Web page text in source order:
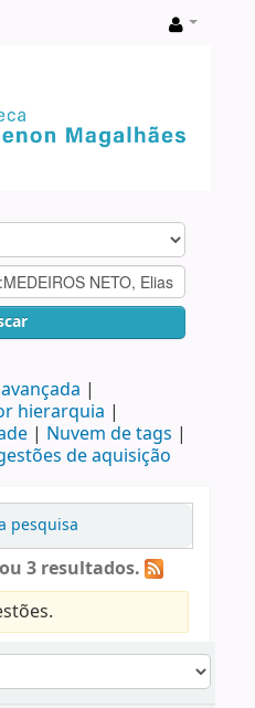
hierarquia
Nuvem de tags
de aquisição
pesquisa
3 resultados.